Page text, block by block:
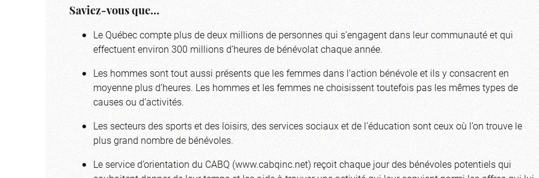
Saviez-vous que…
Le Québec compte plus de deux millions de personnes qui s’engagent dans leur communauté et qui
effectuent environ 300 millions d’heures de bénévolat chaque année.
Les hommes sont tout aussi présents que les femmes dans l’action bénévole et ils y consacrent en
moyenne plus d’heures. Les hommes et les femmes ne choisissent toutefois pas les mêmes types de
causes ou d’activités.
Les secteurs des sports et des loisirs, des services sociaux et de l’éducation sont ceux où l’on trouve le
plus grand nombre de bénévoles.
Le service d’orientation du CABQ (www.cabqinc.net) reçoit chaque jour des bénévoles potentiels qui